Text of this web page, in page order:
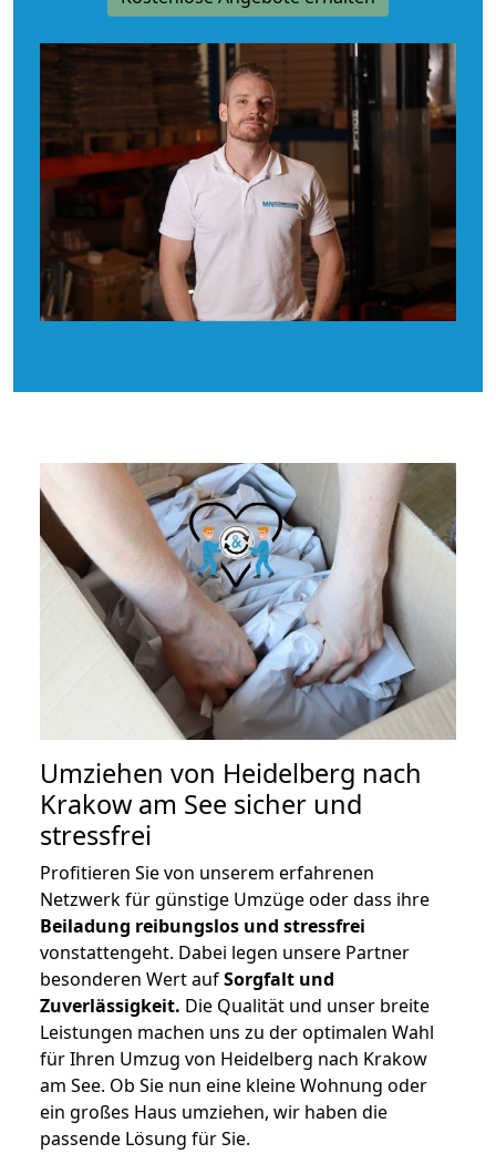
Umziehen von Heidelberg nach
Krakow am See sicher und
stressfrei
Profitieren Sie von unserem erfahrenen
Netzwerk für günstige Umzüge oder dass ihre
Beiladung reibungslos und stressfrei
vonstattengeht. Dabei legen unsere Partner
besonderen Wert aufSorgfalt und
Zuverlässigkeit. Die Qualität und unser breite
Leistungen machen uns zu der optimalen Wahl
für Ihren Umzug von Heidelberg nach Krakow
am See. Ob Sie nun eine kleine Wohnung oder
ein großes Haus umziehen, wir haben die
passende Lösung für Sie.